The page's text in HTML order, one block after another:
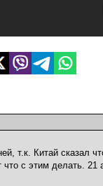
т.к. Китай сказал
с этим делать. 21